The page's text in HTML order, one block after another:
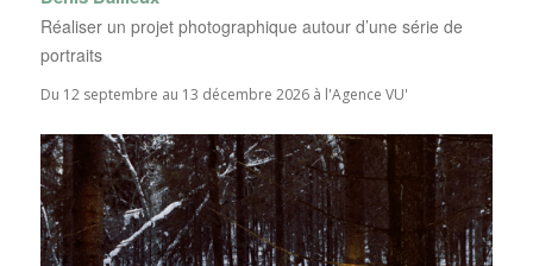
Réaliser un projet photographique autour d’une série de
portraits
Du 12 septembre au 13 décembre 2026 à l'Agence VU'